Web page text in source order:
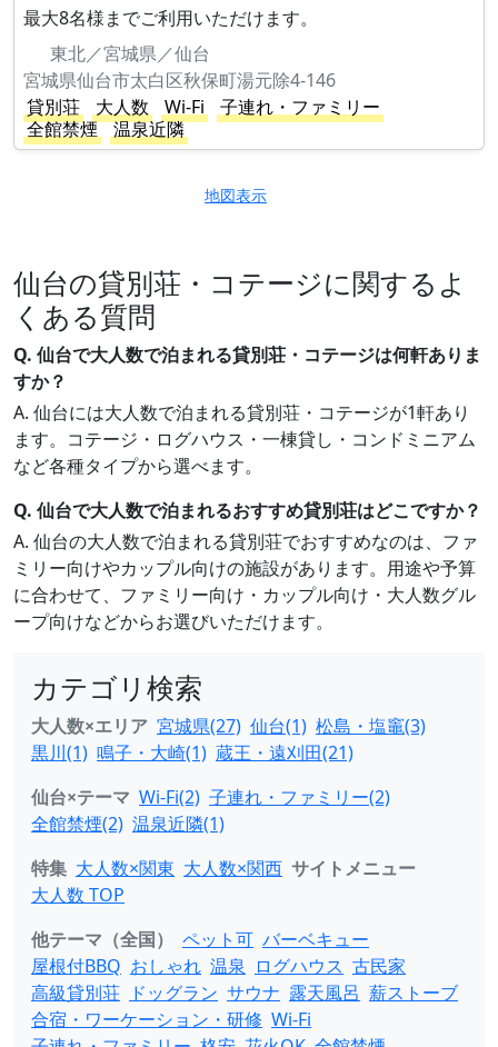
最大8名様までご利用いただけます。
東北／宮城県／仙台
宮城県仙台市太白区秋保町湯元除4-146
貸別荘
大人数 Wi-Fi
子連れ・ファミリー
全館禁煙
温泉近隣
地図表示
仙台の貸別荘・コテージに関するよ
くある質問
Q. 仙台で大人数で泊まれる貸別荘・コテージは何軒ありま
すか？
A. 仙台には大人数で泊まれる貸別荘・コテージが1軒あり
ます。コテージ・ログハウス・一棟貸し・コンドミニアム
など各種タイプから選べます。
Q. 仙台で大人数で泊まれるおすすめ貸別荘はどこですか？
A. 仙台の大人数で泊まれる貸別荘でおすすめなのは、ファ
ミリー向けやカップル向けの施設があります。用途や予算
に合わせて、ファミリー向け・カップル向け・大人数グル
ープ向けなどからお選びいただけます。
カテゴリ検索
大人数×エリア 宮城県(27) 仙台(1) 松島・塩竈(3)
黒川(1) 鳴子・大崎(1) 蔵王・遠刈田(21)
仙台×テーマ Wi-Fi(2) 子連れ・ファミリー(2)
全館禁煙(2) 温泉近隣(1)
特集 大人数×関東 大人数×関西 サイトメニュー
大人数 TOP
他テーマ（全国）
ペット可 バーベキュー
屋根付BBQ おしゃれ 温泉 ログハウス 古民家
高級貸別荘 ドッグラン サウナ 露天風呂 薪ストーブ
合宿・ワーケーション・研修 Wi-Fi